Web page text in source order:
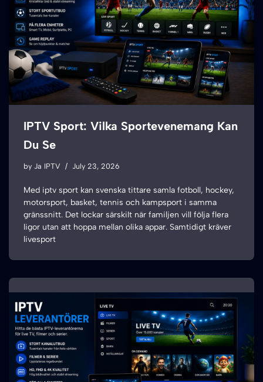
IPTV Sport: Vilka Sportevenemang Kan
Du Se
by Ja IPTV July 23, 2026
Med iptv sport kan svenska tittare samla fotboll, hockey,
motorsport, basket, tennis och kampsport i samma
gränssnitt. Det lockar särskilt när familjen vill följa flera
ligor utan att hoppa mellan olika appar. Samtidigt kräver
livesport